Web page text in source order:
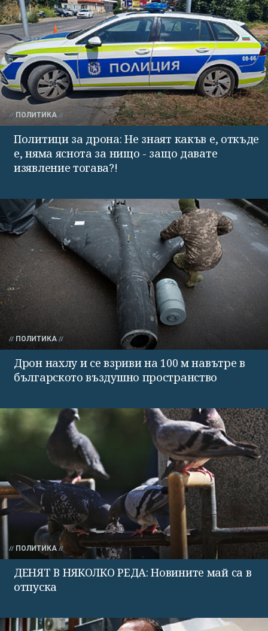
ПОЛИТИКА
Политици за дрона: Не знаят какъв е, откъде
е, няма яснота за нищо - защо давате
изявление тогава?!
ПОЛИТИКА
Дрон нахлу и се взриви на 100 м навътре в
българското въздушно пространство
ПОЛИТИКА
ДЕНЯТ В НЯКОЛКО РЕДА: Новините май са в
отпуска